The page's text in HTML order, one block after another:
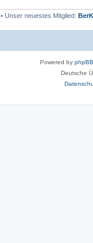
• Unser neuestes Mitglied:
Powered by phpBB
Deutsche